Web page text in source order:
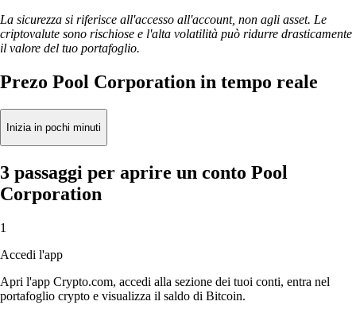
La sicurezza si riferisce all'accesso all'account, non agli asset. Le
criptovalute sono rischiose e l'alta volatilità può ridurre drasticamente
il valore del tuo portafoglio.
Prezo Pool Corporation in tempo reale
Inizia in pochi minuti
3 passaggi per aprire un conto Pool
Corporation
1
Accedi l'app
Apri l'app Crypto.com, accedi alla sezione dei tuoi conti, entra nel
portafoglio crypto e visualizza il saldo di Bitcoin.